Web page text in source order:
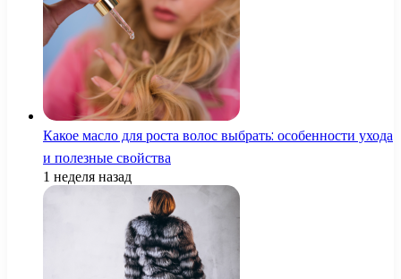
Какое масло для роста волос выбрать: особенности ухода
и полезные свойства
1 неделя назад